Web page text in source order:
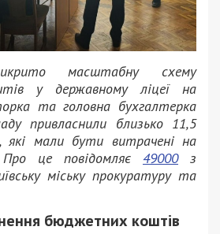
масштабну схему
у державному ліцеї на
та головна бухгалтерка
привласнили близько 11,5
які мали бути витрачені на
це повідомляє 49000з
міську прокуратуру та
бюджетних коштів